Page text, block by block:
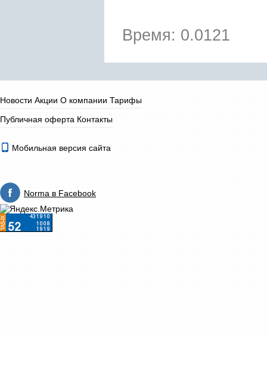
Время: 0.0121
Новости Акции О компании Тарифы
Публичная оферта Контакты
Мобильная версия сайта
Norma в Facebook